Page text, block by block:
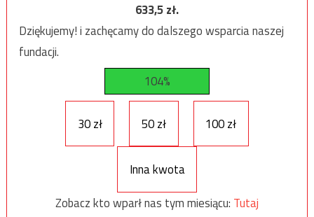
633,5zł.
Dziękujemy! i zachęcamy do dalszego wsparcia naszej
fundacji.
104%
30 zł 50 zł 100 zł
Inna kwota
Zobacz kto wparł nas tym miesiącu: Tutaj